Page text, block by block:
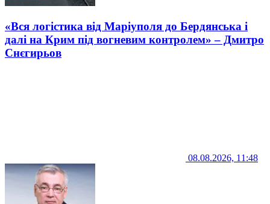
«Вся логістика від Маріуполя до Бердянська і
далі на Крим під вогневим контролем» – Дмитро
Снєгирьов
08.08.2026, 11:48